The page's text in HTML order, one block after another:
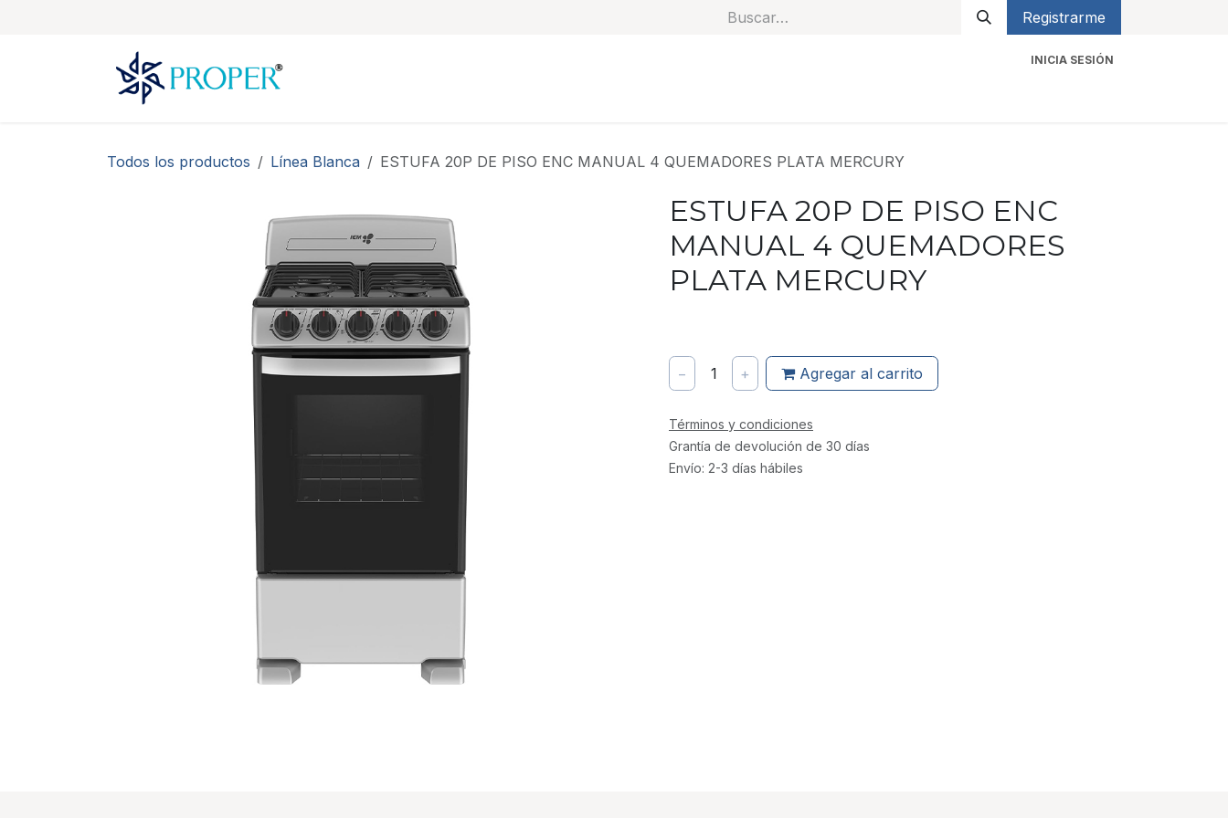
Registrarme
INICIA SESIÓN
Todos los productos Línea Blanca ESTUFA 20P DE PISO ENC MANUAL 4 QUEMADORES PLATA MERCURY
ESTUFA 20P DE PISO ENC
MANUAL 4 QUEMADORES
PLATA MERCURY
− 1 + Agregar al carrito
Términos y condiciones
Grantía de devolución de 30 días
Envío: 2-3 días hábiles